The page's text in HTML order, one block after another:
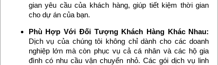
gian yêu cầu của khách hàng, giúp tiết kiệm thời gian
cho dự án của bạn.
Phù Hợp Với Đối Tượng Khách Hàng Khác Nhau:
Dịch vụ của chúng tôi không chỉ dành cho các doanh
nghiệp lớn mà còn phục vụ cả cá nhân và các hộ gia
đình có nhu cầu vận chuyển nhỏ. Các gói dịch vụ linh